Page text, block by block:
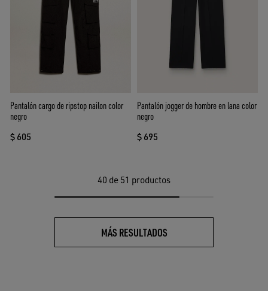
Pantalón cargo de ripstop nailon color
negro
$ 605
Pantalón jogger de hombre en lana color
negro
$ 695
40 de 51 productos
MÁS RESULTADOS